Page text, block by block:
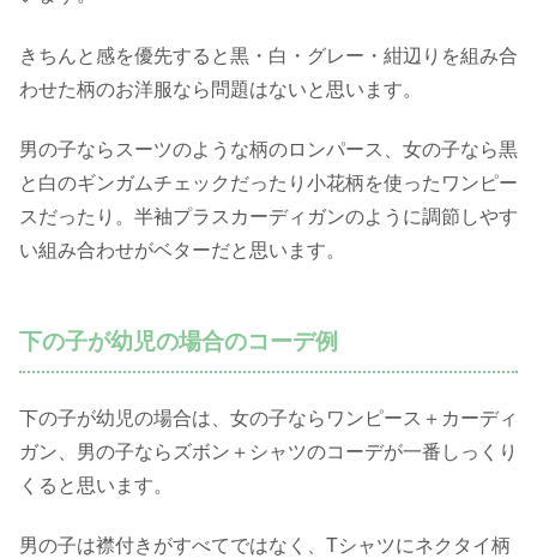
きちんと感を優先すると黒・白・グレー・紺辺りを組み合
わせた柄のお洋服なら問題はないと思います。
男の子ならスーツのような柄のロンパース、女の子なら黒
と白のギンガムチェックだったり小花柄を使ったワンピー
スだったり。半袖プラスカーディガンのように調節しやす
い組み合わせがベターだと思います。
下の子が幼児の場合のコーデ例
下の子が幼児の場合は、女の子ならワンピース＋カーディ
ガン、男の子ならズボン＋シャツのコーデが一番しっくり
くると思います。
男の子は襟付きがすべてではなく、Tシャツにネクタイ柄